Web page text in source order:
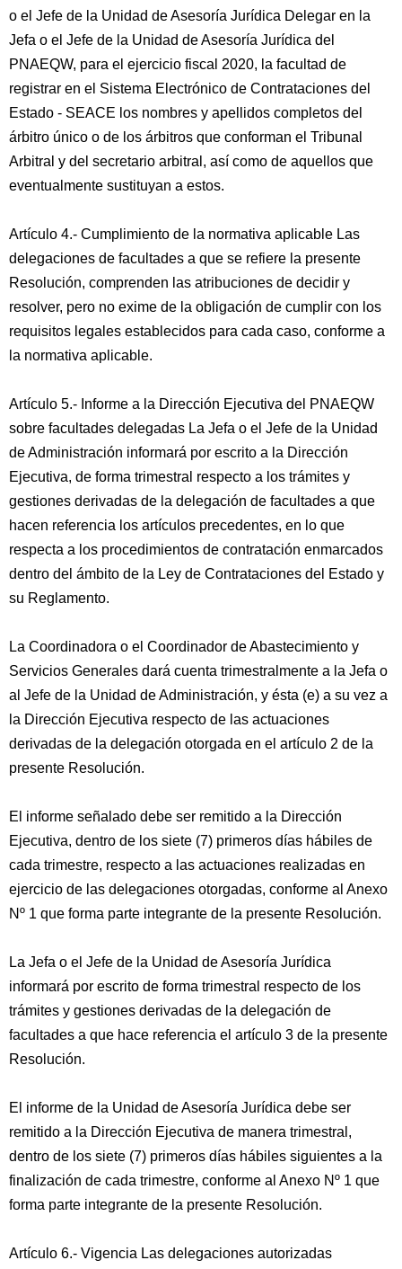
o el Jefe de la Unidad de Asesoría Jurídica Delegar en la
Jefa o el Jefe de la Unidad de Asesoría Jurídica del
PNAEQW, para el ejercicio fiscal 2020, la facultad de
registrar en el Sistema Electrónico de Contrataciones del
Estado - SEACE los nombres y apellidos completos del
árbitro único o de los árbitros que conforman el Tribunal
Arbitral y del secretario arbitral, así como de aquellos que
eventualmente sustituyan a estos.
Artículo 4.- Cumplimiento de la normativa aplicable Las
delegaciones de facultades a que se refiere la presente
Resolución, comprenden las atribuciones de decidir y
resolver, pero no exime de la obligación de cumplir con los
requisitos legales establecidos para cada caso, conforme a
la normativa aplicable.
Artículo 5.- Informe a la Dirección Ejecutiva del PNAEQW
sobre facultades delegadas La Jefa o el Jefe de la Unidad
de Administración informará por escrito a la Dirección
Ejecutiva, de forma trimestral respecto a los trámites y
gestiones derivadas de la delegación de facultades a que
hacen referencia los artículos precedentes, en lo que
respecta a los procedimientos de contratación enmarcados
dentro del ámbito de la Ley de Contrataciones del Estado y
su Reglamento.
La Coordinadora o el Coordinador de Abastecimiento y
Servicios Generales dará cuenta trimestralmente a la Jefa o
al Jefe de la Unidad de Administración, y ésta (e) a su vez a
la Dirección Ejecutiva respecto de las actuaciones
derivadas de la delegación otorgada en el artículo 2 de la
presente Resolución.
El informe señalado debe ser remitido a la Dirección
Ejecutiva, dentro de los siete (7) primeros días hábiles de
cada trimestre, respecto a las actuaciones realizadas en
ejercicio de las delegaciones otorgadas, conforme al Anexo
Nº 1 que forma parte integrante de la presente Resolución.
La Jefa o el Jefe de la Unidad de Asesoría Jurídica
informará por escrito de forma trimestral respecto de los
trámites y gestiones derivadas de la delegación de
facultades a que hace referencia el artículo 3 de la presente
Resolución.
El informe de la Unidad de Asesoría Jurídica debe ser
remitido a la Dirección Ejecutiva de manera trimestral,
dentro de los siete (7) primeros días hábiles siguientes a la
finalización de cada trimestre, conforme al Anexo Nº 1 que
forma parte integrante de la presente Resolución.
Artículo 6.- Vigencia Las delegaciones autorizadas